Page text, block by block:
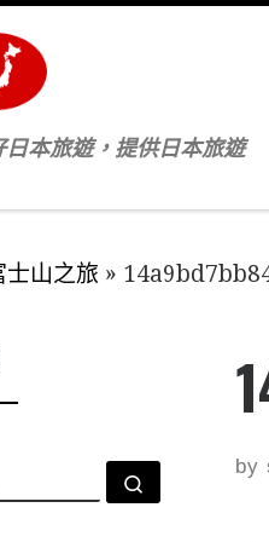
本旅遊，提供日本旅遊
士山之旅 »
by